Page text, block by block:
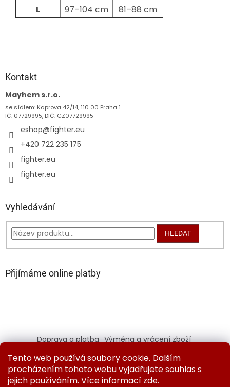
Tento web používá soubory cookie. Dalším
procházením tohoto webu vyjadřujete souhlas s
jejich používáním. Více informací zde.
L
97–104 cm 81–88 cm
Kontakt
Mayhem s.r.o.
se sídlem: Kaprova 42/14, 110 00 Praha 1
IČ: 07729995, DIČ: CZ07729995
eshop@fighter.eu
+420 722 235 175
fighter.eu
fighter.eu
Vyhledávání
HLEDAT
Přijímáme online platby
Doprava a platba Výměna a vrácení zboží
Ochrana osobních údajů